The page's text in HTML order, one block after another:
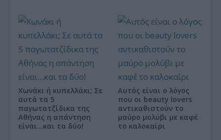
Χωνάκι ή κυπελλάκι; Σε
αυτά τα 5
παγωτατζίδικα της
Αθήνας η απάντηση
είναι…και τα δύο!
Αυτός είναι ο λόγος
που οι beauty lovers
αντικαθιστούν το
μαύρο μολύβι με καφέ
το καλοκαίρι